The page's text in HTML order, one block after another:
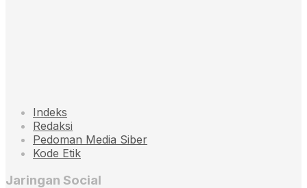
Indeks
Redaksi
Pedoman Media Siber
Kode Etik
Jaringan Social